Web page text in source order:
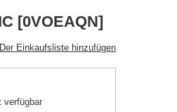
[0VOEAQN]
Der Einkaufsliste hinzufügen
verfügbar